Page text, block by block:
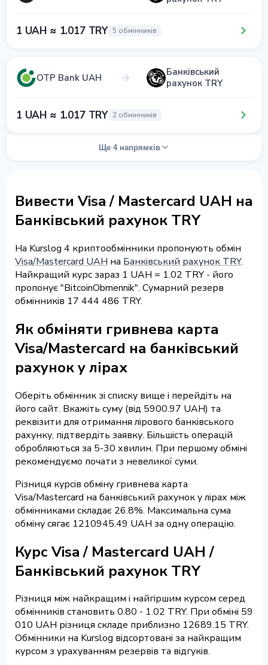
1 UAH ≈ 1.017 TRY 5 обмінників
OTP Bank UAH
Банківський
рахунок TRY
1 UAH ≈ 1.017 TRY 2 обмінників
Ще 4 напрямків
Вивести Visa / Mastercard UAH на
Банківський рахунок TRY
На Kurslog 4 криптообмінники пропонують обмін
Visa/Mastercard UAH на Банківський рахунок TRY.
Найкращий курс зараз 1 UAH = 1.02 TRY - його
пропонує "BitcoinObmennik". Сумарний резерв
обмінників 17 444 486 TRY.
Як обміняти гривнева карта
Visa/Mastercard на банківський
рахунок у лірах
Оберіть обмінник зі списку вище і перейдіть на
його сайт. Вкажіть суму (від 5900.97 UAH) та
реквізити для отримання лірового банківського
рахунку, підтвердіть заявку. Більшість операцій
обробляються за 5-30 хвилин. При першому обміні
рекомендуємо почати з невеликої суми.
Різниця курсів обміну гривнева карта
Visa/Mastercard на банківський рахунок у лірах між
обмінниками складає 26.8%. Максимальна сума
обміну сягає 1210945.49 UAH за одну операцію.
Курс Visa / Mastercard UAH /
Банківський рахунок TRY
Різниця між найкращим і найгіршим курсом серед
обмінників становить 0.80 - 1.02 TRY. При обміні 59
010 UAH різниця складе приблизно 12689.15 TRY.
Обмінники на Kurslog відсортовані за найкращим
курсом з урахуванням резервів та відгуків.